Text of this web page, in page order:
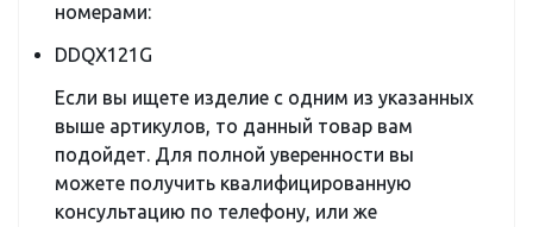
номерами:
DDQX121G
Если вы ищете изделие с одним из указанных
выше артикулов, то данный товар вам
подойдет. Для полной уверенности вы
можете получить квалифицированную
консультацию по телефону, или же